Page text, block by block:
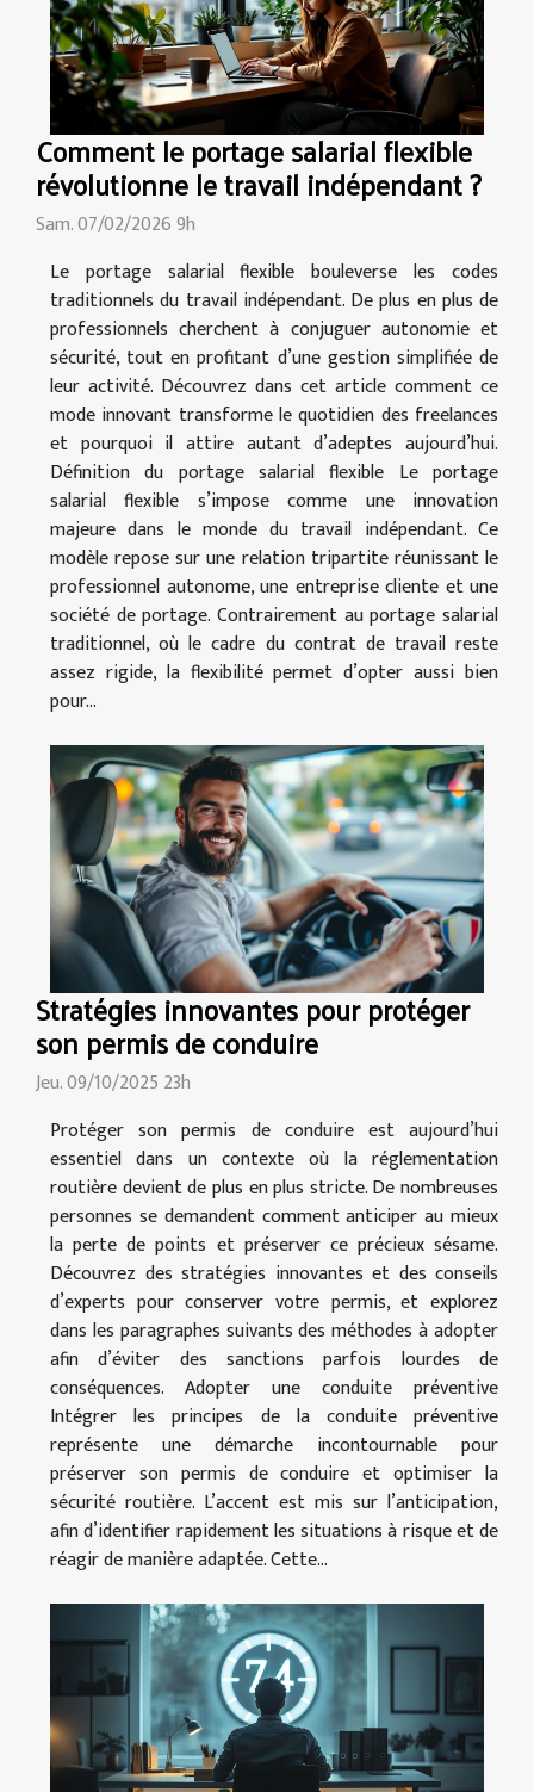
Comment le portage salarial flexible
révolutionne le travail indépendant ?
Sam. 07/02/2026 9h
Le portage salarial flexible bouleverse les codes
traditionnels du travail indépendant. De plus en plus de
professionnels cherchent à conjuguer autonomie et
sécurité, tout en profitant d’une gestion simplifiée de
leur activité. Découvrez dans cet article comment ce
mode innovant transforme le quotidien des freelances
et pourquoi il attire autant d’adeptes aujourd’hui.
Définition du portage salarial flexible Le portage
salarial flexible s’impose comme une innovation
majeure dans le monde du travail indépendant. Ce
modèle repose sur une relation tripartite réunissant le
professionnel autonome, une entreprise cliente et une
société de portage. Contrairement au portage salarial
traditionnel, où le cadre du contrat de travail reste
assez rigide, la flexibilité permet d’opter aussi bien
pour...
Stratégies innovantes pour protéger
son permis de conduire
Jeu. 09/10/2025 23h
Protéger son permis de conduire est aujourd’hui
essentiel dans un contexte où la réglementation
routière devient de plus en plus stricte. De nombreuses
personnes se demandent comment anticiper au mieux
la perte de points et préserver ce précieux sésame.
Découvrez des stratégies innovantes et des conseils
d’experts pour conserver votre permis, et explorez
dans les paragraphes suivants des méthodes à adopter
afin d’éviter des sanctions parfois lourdes de
conséquences. Adopter une conduite préventive
Intégrer les principes de la conduite préventive
représente une démarche incontournable pour
préserver son permis de conduire et optimiser la
sécurité routière. L’accent est mis sur l’anticipation,
afin d’identifier rapidement les situations à risque et de
réagir de manière adaptée. Cette...